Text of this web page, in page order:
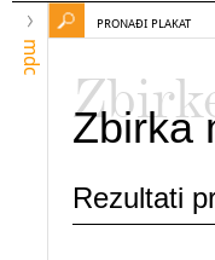
mdc
PRONAĐI PLAKAT
Zbirka
Rezultati